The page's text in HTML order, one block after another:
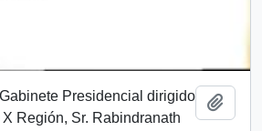
Presidencial dirigido
Región, Sr. Rabindranath